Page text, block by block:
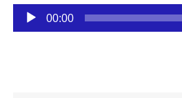
Link Reproductor
de
00:00